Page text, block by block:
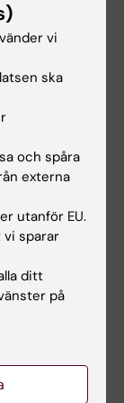
of cell
vi
ska
och spåra
externa
utanför EU.
vi sparar
ditt
på